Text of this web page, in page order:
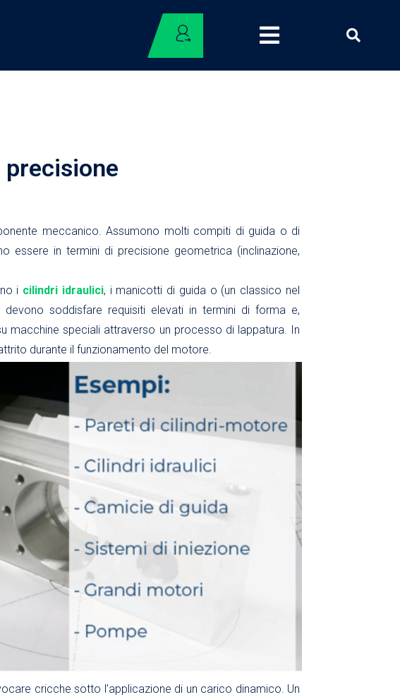
meccanico. Assumono molti compiti di guida o di
essere in termini di precisione geometrica (inclinazione,
i cilindri idraulici, i manicotti di guida o (un classico nel
soddisfare requisiti elevati in termini di forma e,
macchine speciali attraverso un processo di lappatura. In
durante il funzionamento del motore.
cricche sotto l’applicazione di un carico dinamico. Un